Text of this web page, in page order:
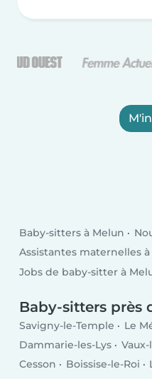
Baby-sitters à Melun
Assistantes maternelles
Jobs de baby-sitter à
Baby-sitters près
Savigny-le-Temple
Le
Dammarie-les-Lys
Cesson
Boissise-le-Roi